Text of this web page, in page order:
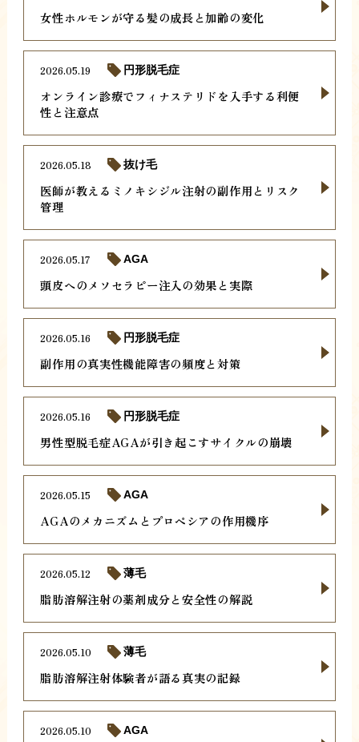
女性ホルモンが守る髪の成長と加齢の変化
オンライン診療でフィナステリドを入手する利便
性と注意点
2026.05.19 円形脱毛症
医師が教えるミノキシジル注射の副作用とリスク
管理
2026.05.18 抜け毛
頭皮へのメソセラピー注入の効果と実際
2026.05.17 AGA
副作用の真実性機能障害の頻度と対策
2026.05.16 円形脱毛症
男性型脱毛症AGAが引き起こすサイクルの崩壊
2026.05.16 円形脱毛症
AGAのメカニズムとプロペシアの作用機序
2026.05.15 AGA
脂肪溶解注射の薬剤成分と安全性の解説
2026.05.12 薄毛
脂肪溶解注射体験者が語る真実の記録
2026.05.10 薄毛
2026.05.10 AGA